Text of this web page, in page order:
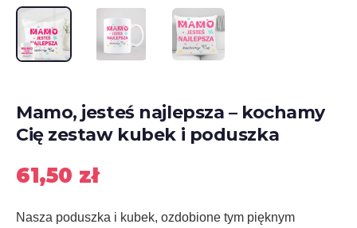
Mamo, jesteś najlepsza – kochamy
Cię zestaw kubek i poduszka
61,50 zł
Nasza poduszka i kubek, ozdobione tym pięknym